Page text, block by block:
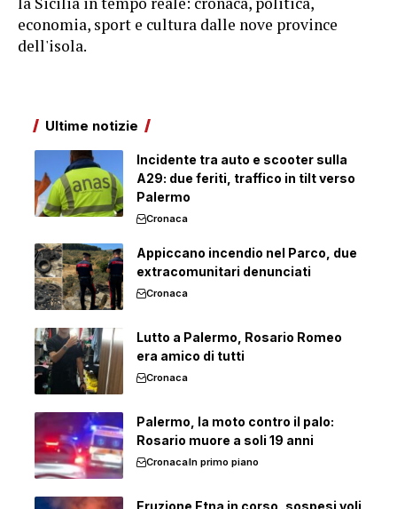
economia, sport e cultura dalle nove province
dell'isola.
Ultime notizie
Incidente tra auto e scooter sulla
A29: due feriti, traffico in tilt verso
Palermo
Cronaca
Appiccano incendio nel Parco, due
extracomunitari denunciati
Cronaca
Lutto a Palermo, Rosario Romeo
era amico di tutti
Cronaca
Palermo, la moto contro il palo:
Rosario muore a soli 19 anni
CronacaIn primo piano
Eruzione Etna in corso, sospesi voli